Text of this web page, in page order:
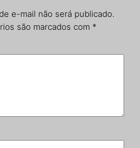
e-mail não será publicado.
são marcados com *